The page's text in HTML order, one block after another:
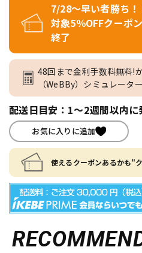
7/28～早い者勝ち
対象5％OFFクーポ
終了
48回まで金利手数料無料!
（WeBBy）シミュレーター
配送日目安：1～2週間以内に
お気に入りに追加
使えるクーポンあるかも"